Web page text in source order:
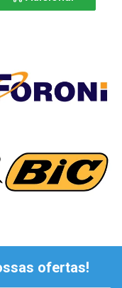
ofertas!